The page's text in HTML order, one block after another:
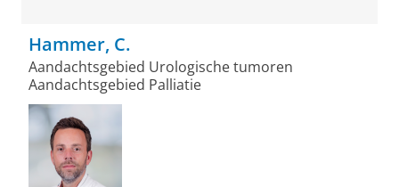
Hammer, C.
Aandachtsgebied Urologische tumoren
Aandachtsgebied Palliatie